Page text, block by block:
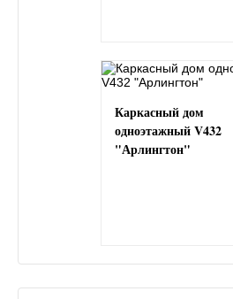
Каркасный дом
одноэтажный V432
"Арлингтон"